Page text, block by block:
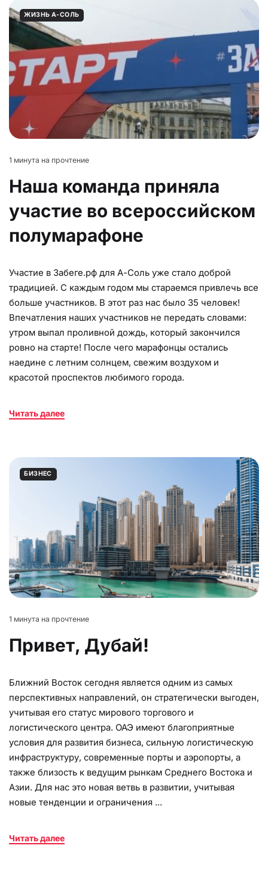
ЖИЗНЬ А-СОЛЬ
1 минута на прочтение
Наша команда приняла
участие во всероссийском
полумарафоне
Участие в Забеге.рф для А-Соль уже стало доброй
традицией. С каждым годом мы стараемся привлечь все
больше участников. В этот раз нас было 35 человек!
Впечатления наших участников не передать словами:
утром выпал проливной дождь, который закончился
ровно на старте! После чего марафонцы остались
наедине с летним солнцем, свежим воздухом и
красотой проспектов любимого города.
Читать далее
БИЗНЕС
1 минута на прочтение
Привет, Дубай!
Ближний Восток сегодня является одним из самых
перспективных направлений, он стратегически выгоден,
учитывая его статус мирового торгового и
логистического центра. ОАЭ имеют благоприятные
условия для развития бизнеса, сильную логистическую
инфраструктуру, современные порты и аэропорты, а
также близость к ведущим рынкам Среднего Востока и
Азии. Для нас это новая ветвь в развитии, учитывая
новые тенденции и ограничения ...
Читать далее